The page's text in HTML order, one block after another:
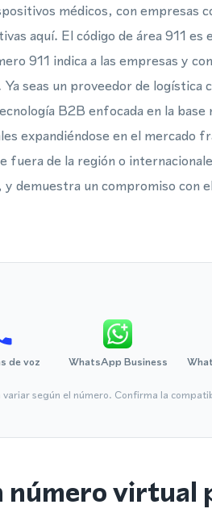
médicos, con empresas
aquí. El código de área 911 es
911 indica a las empresas y
seas un proveedor de
B2B enfocada en la
expandiéndose en el mercado
fuera de la región o
demuestra un compromiso con
de voz WhatsApp Business
según el número. Confirma la
número virtual